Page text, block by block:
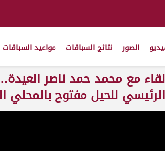
الصور نتائج السباقات مواعيد السباقات
لقاء مع محمد حمد ناصر
الرئيسي للحيل مفتوح بالمحلي الثاني 01-